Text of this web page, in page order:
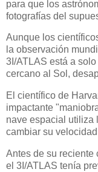
para que los
fotografías del
Aunque los
la observación
3I/ATLAS está a
cercano al Sol,
El científico de
impactante
nave espacial utiliza
cambiar su
Antes de su reciente
el 3I/ATLAS tenía